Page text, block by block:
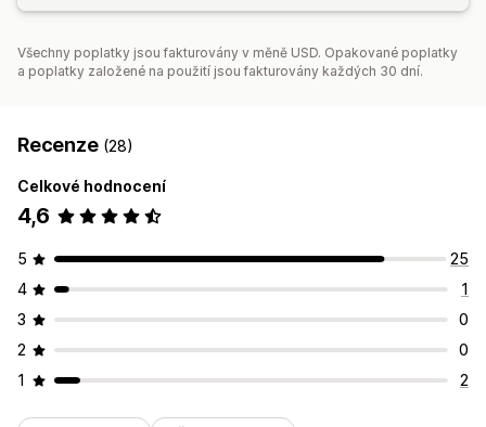
Všechny poplatky jsou fakturovány v měně USD. Opakované poplatky
a poplatky založené na použití jsou fakturovány každých 30 dní.
Recenze (28)
Celkové hodnocení
4,6
5
25
4
1
3
0
2
0
1
2